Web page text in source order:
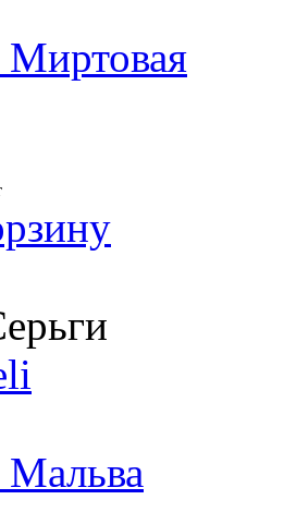
Миртовая
Мальва